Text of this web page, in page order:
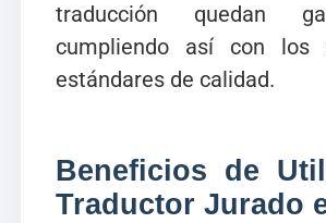
traducción quedan
cumpliendo así con los
estándares de calidad.
Beneficios de
Traductor Jurado